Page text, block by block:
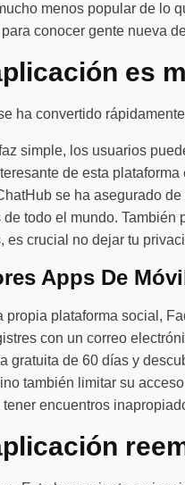
menos popular de lo
conocer gente nueva
es
ha convertido
simple, los usuarios
de esta
se ha asegurado
todo el mundo.
es crucial no dejar tu
Apps De
propia plataforma social,
con un correo
gratuita de 60 días y
también limitar su
encuentros